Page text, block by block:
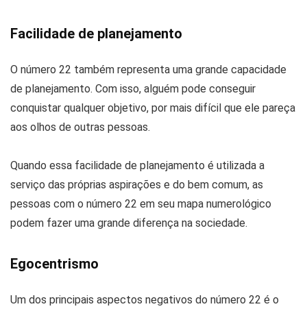
Facilidade de planejamento
O número 22 também representa uma grande capacidade
de planejamento. Com isso, alguém pode conseguir
conquistar qualquer objetivo, por mais difícil que ele pareça
aos olhos de outras pessoas.
Quando essa facilidade de planejamento é utilizada a
serviço das próprias aspirações e do bem comum, as
pessoas com o número 22 em seu mapa numerológico
podem fazer uma grande diferença na sociedade.
Egocentrismo
Um dos principais aspectos negativos do número 22 é o